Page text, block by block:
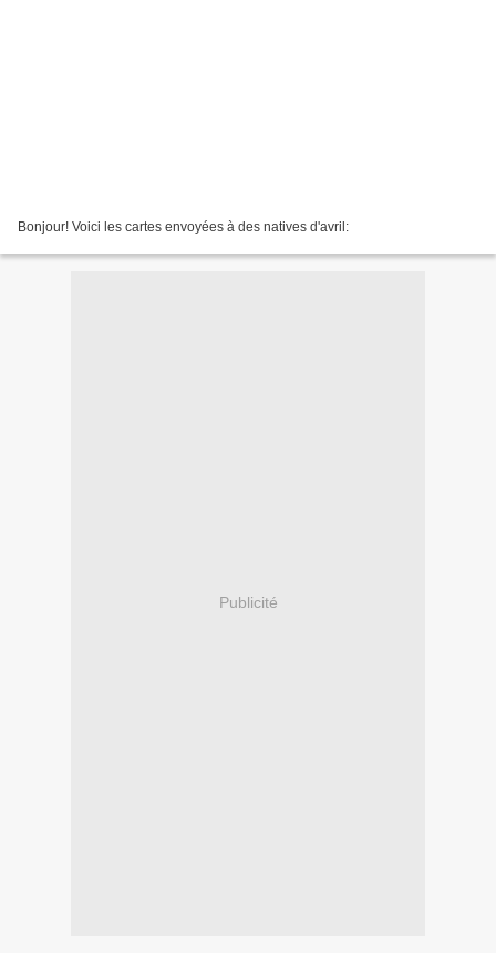
Bonjour! Voici les cartes envoyées à des natives d'avril:
Publicité